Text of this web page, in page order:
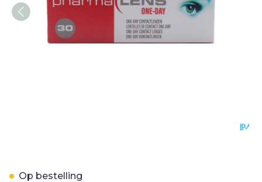
Op bestelling